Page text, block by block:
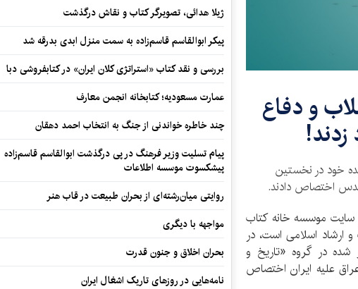
و دفاع
میان 24 کتاب منتشر شده خود در نخستین
سایت موسسه خانه کتاب
ارشاد اسلامی است، در
1394، از میان 24 اثر منتشر شده در گروه «تاریخ و
عراق علیه ایران اختصاص
ژیلا هدائی، تصویرگر کتاب و نقاش درگذشت
پیکر ابوالقاسم قاسم‌زاده به سمت منزل ابدی بدرقه شد
بررسی و نقد کتاب «استراتژی کلان ایران» در کتابفروشی دبا
عمارت مسعودیه؛ کتابخانه انجمن معارف
چند خاطره خواندنی از جنگ به انتخاب احمد دهقان
پیام تسلیت وزیر فرهنگ در پی درگذشت ابوالقاسم قاسم‌زاده
پیشکسوت موسسه اطلاعات
روایتی میان‌رشته‌ای از بحران طبیعت در قاب هنر
مواجهه با دیگری
بحران اخلاق و جنون قدرت
نامه‌هایی در روزهای تاریک اشغال ایران